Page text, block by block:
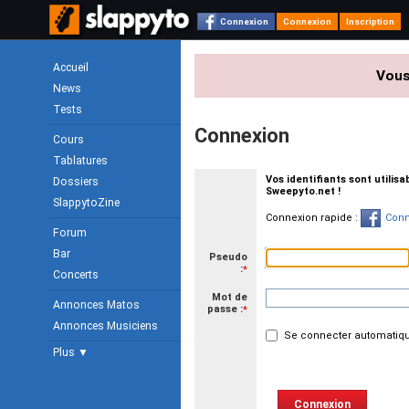
Connexion Connexion Inscription
Accueil
News
Tests
Cours
Tablatures
Dossiers
SlappytoZine
Forum
Bar
Concerts
Annonces Matos
Annonces Musiciens
Plus ▼
Connexion
Vos identifiants sont
Sweepyto.net !
Connexion rapide :
Pseudo
:*
Mot de
passe :*
Se connecter